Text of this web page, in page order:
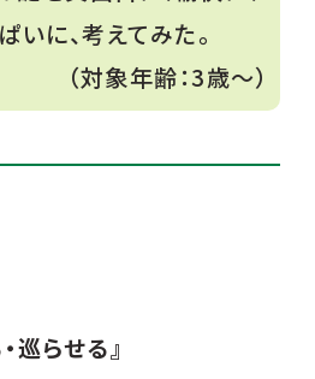
いに、考えてみた。
（対象年齢：3歳〜）
巡らせる』